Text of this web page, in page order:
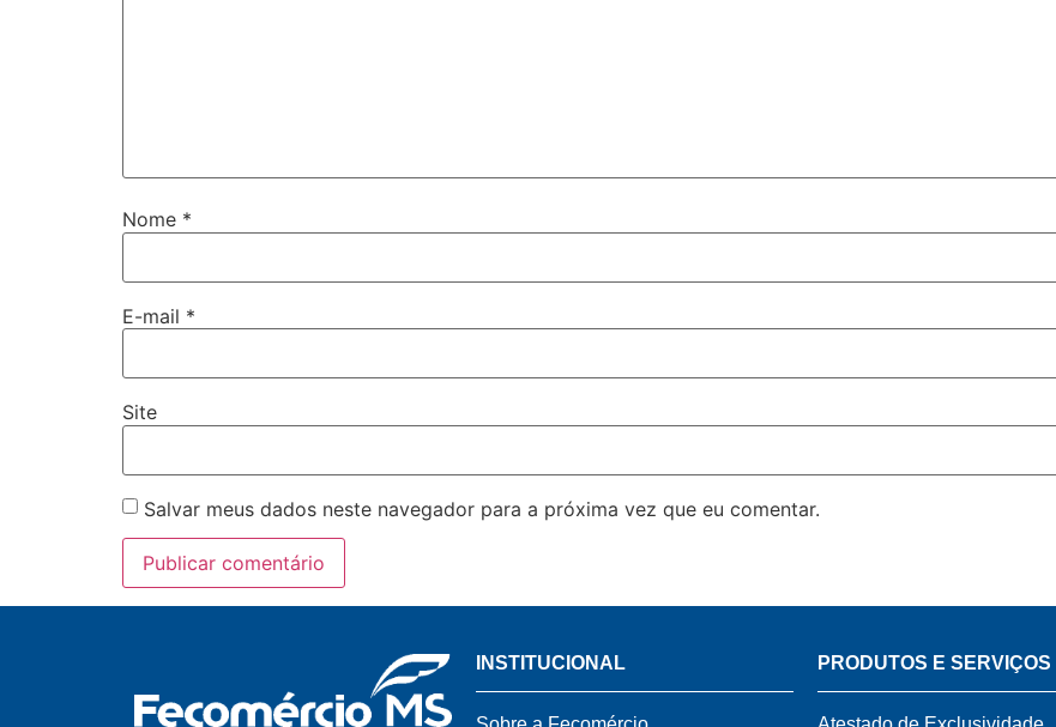
Nome *
E-mail *
Site
Salvar meus dados neste navegador para a próxima vez que eu comentar.
INSTITUCIONAL PRODUTOS E SERVIÇOS